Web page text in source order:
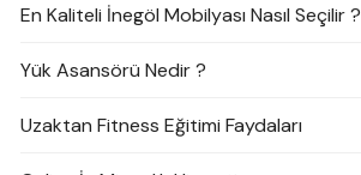
En Kaliteli İnegöl Mobilyası Nasıl Seçilir ?
Yük Asansörü Nedir ?
Uzaktan Fitness Eğitimi Faydaları